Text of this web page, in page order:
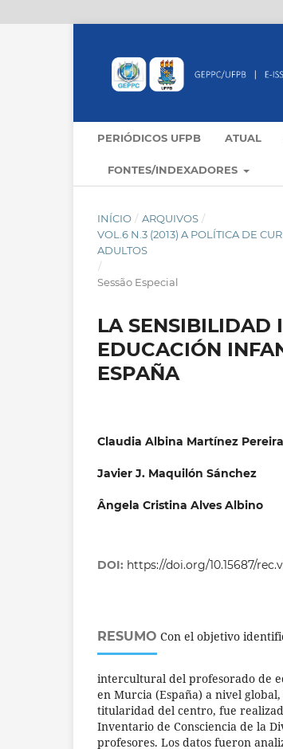
PERIÓDICOS UFPB ATUAL
FONTES/INDEXADORES
INÍCIO / ARQUIVOS /
VOL.6 N.3 (2013) A POLÍTICA DE
ADULTOS
/
Sessão Especial
LA SENSIBILIDAD
EDUCACIÓN
ESPAÑA
Claudia Albina Martínez Pereira
Javier J. Maquilón Sánchez
Ângela Cristina Alves Albino
DOI: https://doi.org/10.15687/
RESUMO Con el objetivo
intercultural del profesorado de
en Murcia (España) a nivel
titularidad del centro, fue
Inventario de Consciencia de la
profesores. Los datos fueron